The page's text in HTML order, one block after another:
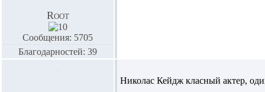
Root
Сообщения: 5705
Благодарностей: 39
Николас Кейдж класный актер,